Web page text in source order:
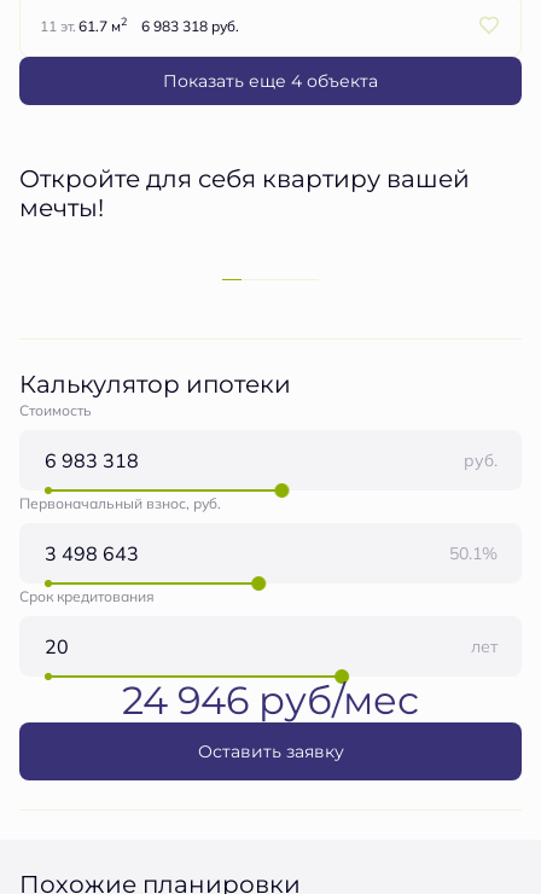
11 эт. 61.7 м2 6 983 318 руб.
Показать еще 4 объектa
Откройте для себя квартиру вашей
мечты!
Калькулятор ипотеки
Стоимость
руб.
Первоначальный взнос, руб.
50.1%
Срок кредитования
лет
24 946 руб/мес
Оставить заявку
Похожие планировки